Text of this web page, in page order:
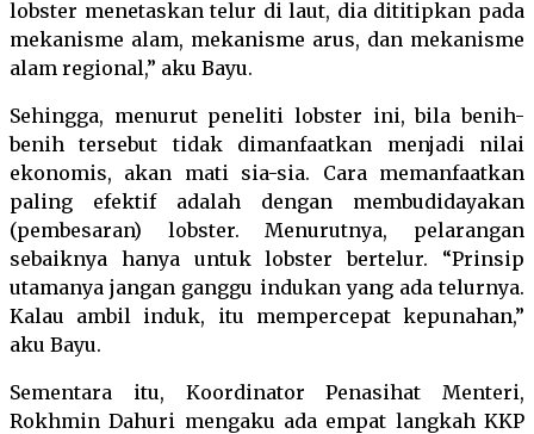
lobster menetaskan telur di laut, dia dititipkan pada
mekanisme alam, mekanisme arus, dan mekanisme
alam regional,” aku Bayu.
Sehingga, menurut peneliti lobster ini, bila benih-
benih tersebut tidak dimanfaatkan menjadi nilai
ekonomis, akan mati sia-sia. Cara memanfaatkan
paling efektif adalah dengan membudidayakan
(pembesaran) lobster. Menurutnya, pelarangan
sebaiknya hanya untuk lobster bertelur. “Prinsip
utamanya jangan ganggu indukan yang ada telurnya.
Kalau ambil induk, itu mempercepat kepunahan,”
aku Bayu.
Sementara itu, Koordinator Penasihat Menteri,
Rokhmin Dahuri mengaku ada empat langkah KKP